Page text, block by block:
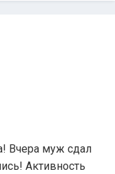
Вчера муж сдал
Активность